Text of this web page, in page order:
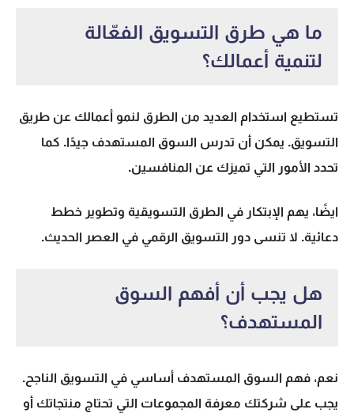
ما هي طرق التسويق الفعّالة
لتنمية أعمالك؟
تستطيع استخدام العديد من الطرق لنمو أعمالك عن طريق
التسويق. يمكن أن تدرس السوق المستهدف جيدًا. كما
تحدد الأمور التي تميزك عن المنافسين.
ايضًا، يهم الإبتكار في الطرق التسويقية وتطوير خطط
دعائية. لا تنسى دور التسويق الرقمي في العصر الحديث.
هل يجب أن أفهم السوق
المستهدف؟
نعم، فهم السوق المستهدف أساسي في التسويق الناجح.
يجب على شركتك معرفة المجموعات التي تحتاج منتجاتك أو